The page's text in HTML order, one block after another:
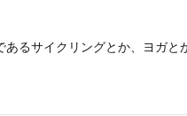
あるサイクリングとか、ヨガと